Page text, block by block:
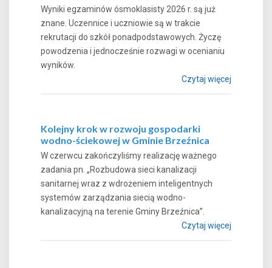
Wyniki egzaminów ósmoklasisty 2026 r. są już
znane. Uczennice i uczniowie są w trakcie
rekrutacji do szkół ponadpodstawowych. Życzę
powodzenia i jednocześnie rozwagi w ocenianiu
wyników.
Czytaj więcej
Kolejny krok w rozwoju gospodarki
wodno-ściekowej w Gminie Brzeźnica
W czerwcu zakończyliśmy realizację ważnego
zadania pn. „Rozbudowa sieci kanalizacji
sanitarnej wraz z wdrożeniem inteligentnych
systemów zarządzania siecią wodno-
kanalizacyjną na terenie Gminy Brzeźnica”.
Czytaj więcej